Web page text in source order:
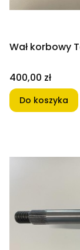
Wał korbowy
Cena
400,00 zł
Do koszyka